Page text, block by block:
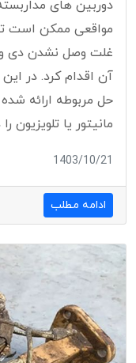
دوربین های
مواقعی ممکن است
غلت وصل نشدن دی وی
آن اقدام کرد. در
مانیتور یا تلویزیون
1403/10/21
ادامه مطلب